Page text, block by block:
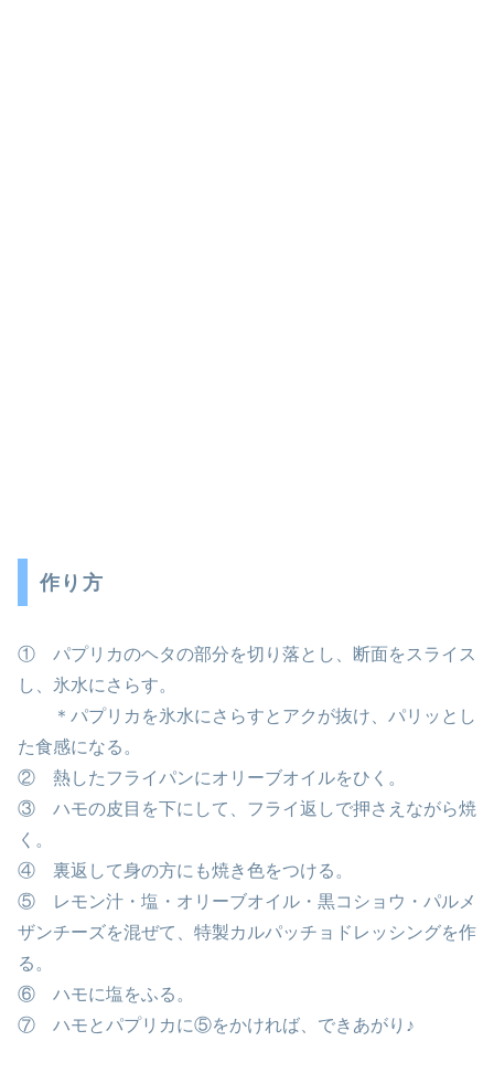
作り方
① パプリカのヘタの部分を切り落とし、断面をスライス
し、氷水にさらす。
＊パプリカを氷水にさらすとアクが抜け、パリッとし
た食感になる。
② 熱したフライパンにオリーブオイルをひく。
③ ハモの皮目を下にして、フライ返しで押さえながら焼
く。
④ 裏返して身の方にも焼き色をつける。
⑤ レモン汁・塩・オリーブオイル・黒コショウ・パルメ
ザンチーズを混ぜて、特製カルパッチョドレッシングを作
る。
⑥ ハモに塩をふる。
⑦ ハモとパプリカに⑤をかければ、できあがり♪